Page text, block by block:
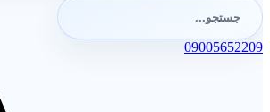
جستجو
برای:
جستجو
09005652209